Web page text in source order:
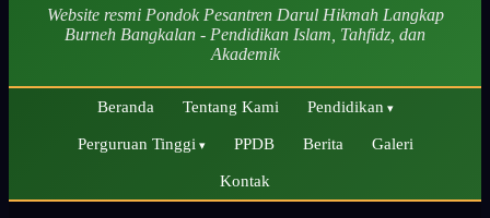
Website resmi Pondok Pesantren Darul Hikmah Langkap
Burneh Bangkalan - Pendidikan Islam, Tahfidz, dan
Akademik
Beranda Tentang Kami
Pendidikan
Perguruan Tinggi
PPDB Berita
Galeri
Kontak